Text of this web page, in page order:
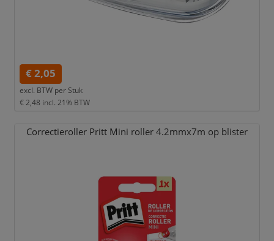
€ 2,05
excl. BTW per Stuk
€ 2,48 incl. 21% BTW
Correctieroller Pritt Mini roller 4.2mmx7m op blister